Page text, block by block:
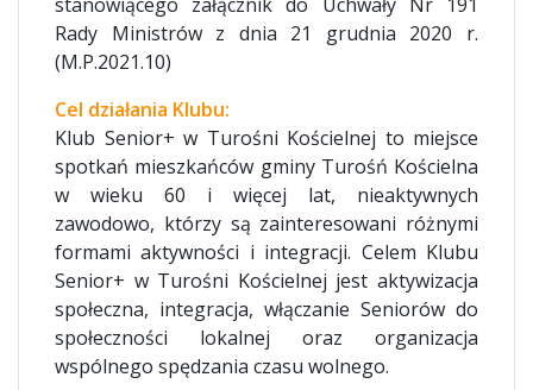
Rady Ministrów z dnia 21 grudnia 2020 r.
(M.P.2021.10)
Cel działania Klubu:
Klub Senior+ w Turośni Kościelnej to miejsce
spotkań mieszkańców gminy Turośń Kościelna
w wieku 60 i więcej lat, nieaktywnych
zawodowo, którzy są zainteresowani różnymi
formami aktywności i integracji. Celem Klubu
Senior+ w Turośni Kościelnej jest aktywizacja
społeczna, integracja, włączanie Seniorów do
społeczności lokalnej oraz organizacja
wspólnego spędzania czasu wolnego.